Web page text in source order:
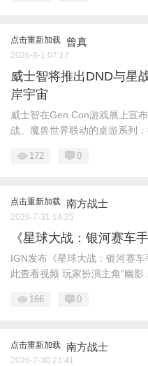
点击重新加载 曾真
2026-8-1 07:17
威士智将推出DND与星
岸宇宙
威士智在Gen Con游戏展上宣
战、魔兽世界联动的桌游系列：
172 0
点击重新加载 南方战士
2026-7-31 14:25
《星球大战：银河赛车
IGN发布《星球大战：银河赛
此查看视频 玩家扮演主角“幽影
166 0
点击重新加载 南方战士
2026-7-30 23:41